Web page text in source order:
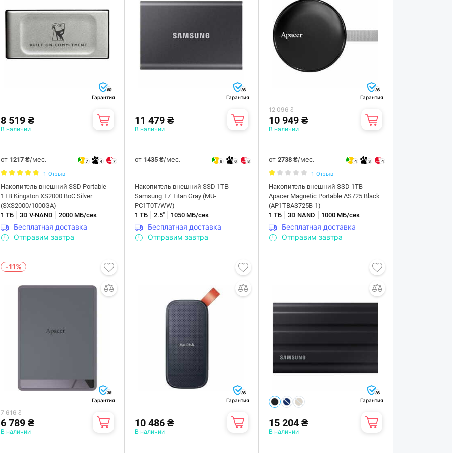
60
Гарантия
8 519 ₴
В наличии
от 1217 ₴/мес. 7 4 7
1 Отзыв
Накопитель внешний SSD Portable
1ТB Kingston XS2000 BoC Silver
(SXS2000/1000GA)
1 ТБ
3D V-NAND 2000 МБ/сек
Бесплатная доставка
Отправим завтра
36
Гарантия
11 479 ₴
В наличии
от 1435 ₴/мес. 8 6 8
Накопитель внешний SSD 1TB
Samsung T7 Titan Gray (MU-
PC1T0T/WW)
1 ТБ |2.5" 1050 МБ/сек
Бесплатная доставка
Отправим завтра
36
Гарантия
12 096 ₴
10 949 ₴
В наличии
от2738 ₴/мес. 4 3 4
1 Отзыв
Накопитель внешний SSD 1TB
Apacer Magnetic Portable AS725 Black
(AP1TBAS725B-1)
1 ТБ |3D NAND 1000 МБ/сек
Бесплатная доставка
Отправим завтра
-11%
36
Гарантия
7 616 ₴
6 789 ₴
В наличии
36
Гарантия
10 486 ₴
В наличии
36
Гарантия
15 204 ₴
В наличии